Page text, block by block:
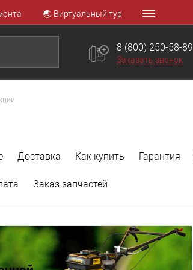
🌏 Виртуальный тур
8 (800) 250-58-89
Заказать звонок
Доставка Как купить Гарантия
Заказ запчастей